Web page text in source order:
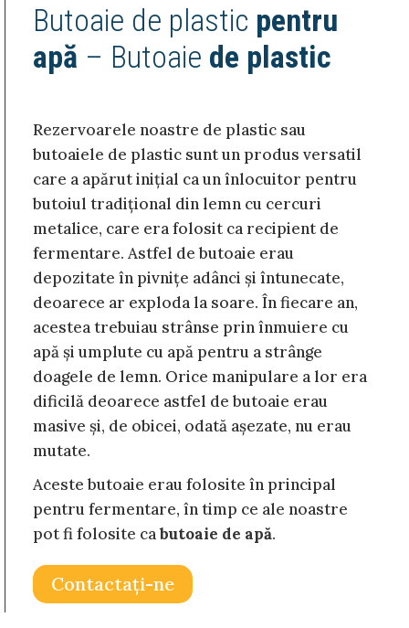
Butoaie de plastic pentru
apă – Butoaie de plastic
Rezervoarele noastre de plastic sau
butoaiele de plastic sunt un produs versatil
care a apărut inițial ca un înlocuitor pentru
butoiul tradițional din lemn cu cercuri
metalice, care era folosit ca recipient de
fermentare. Astfel de butoaie erau
depozitate în pivnițe adânci și întunecate,
deoarece ar exploda la soare. În fiecare an,
acestea trebuiau strânse prin înmuiere cu
apă și umplute cu apă pentru a strânge
doagele de lemn. Orice manipulare a lor era
dificilă deoarece astfel de butoaie erau
masive și, de obicei, odată așezate, nu erau
mutate.
Aceste butoaie erau folosite în principal
pentru fermentare, în timp ce ale noastre
pot fi folosite cabutoaie de apă.
Contactaţi-ne